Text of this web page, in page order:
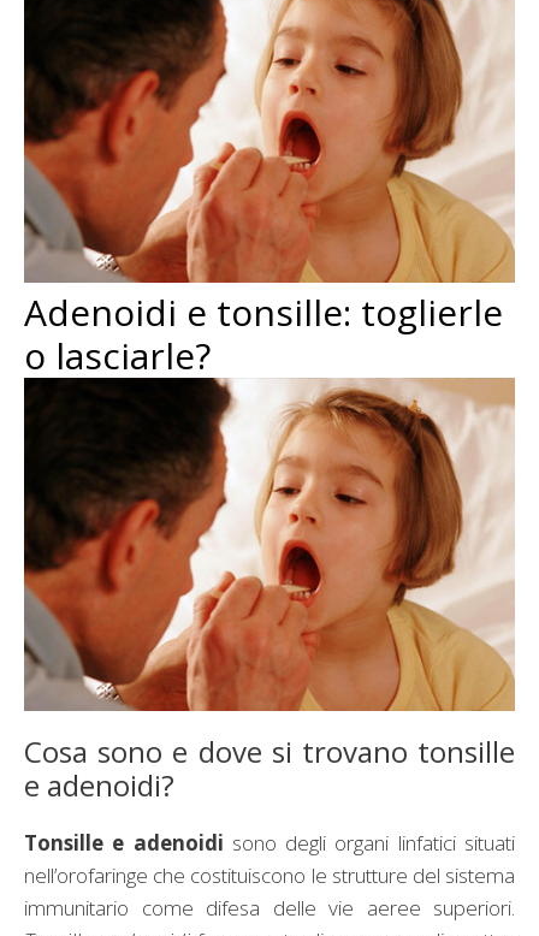
Adenoidi e tonsille: toglierle
o lasciarle?
Cosa sono e dove si trovano tonsille
e adenoidi?
Tonsille e adenoidi sono degli organi linfatici situati
nell’orofaringe che costituiscono le strutture del sistema
immunitario come difesa delle vie aeree superiori.